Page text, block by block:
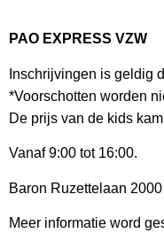
PAO EXPRESS VZW
Inschrijvingen is geldig
*Voorschotten worden
De prijs van de kids
Vanaf 9:00 tot 16:00.
Baron Ruzettelaan 2000
Meer informatie word